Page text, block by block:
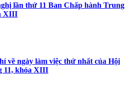
lần thứ 11 Ban Chấp hành Trung
XIII
về ngày làm việc thứ nhất của Hội
11, khóa XIII